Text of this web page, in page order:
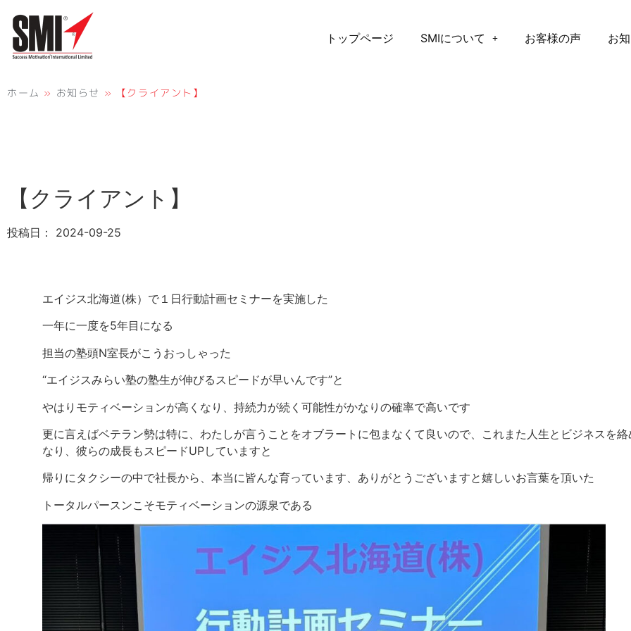
トップページ SMIについて お客様の声 お
ホーム » お知らせ » 【クライアント】
【クライアント】
投稿日： 2024-09-25
エイジス北海道(株）で１日行動計画セミナーを実施した
一年に一度を5年目になる
担当の塾頭N室長がこうおっしゃった
“エイジスみらい塾の塾生が伸びるスピードが早いんです”と
やはりモティベーションが高くなり、持続力が続く可能性がかなりの確率で高いです
更に言えばベテラン勢は特に、わたしが言うことをオブラートに包まなくて良いので、これまた人生とビジネスを
なり、彼らの成長もスピードUPしていますと
帰りにタクシーの中で社長から、本当に皆んな育っています、ありがとうございますと嬉しいお言葉を頂いた
トータルパースンこそモティベーションの源泉である